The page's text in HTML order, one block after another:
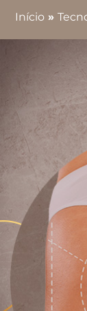
Início »